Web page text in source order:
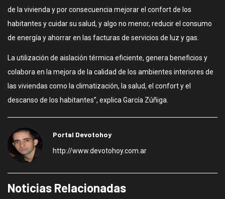
de la vivienda y por consecuencia mejorar el confort de los
habitantes y cuidar su salud, y algo no menor, reducir el consumo
de energía y ahorrar en las facturas de servicios de luz y gas.
La utilización de aislación térmica eficiente, genera beneficios y
colabora en la mejora de la calidad de los ambientes interiores de
las viviendas como la climatización, la salud, el confort y el
descanso de los habitantes”, explica García Zúñiga.
Portal Devotohoy
http://www.devotohoy.com.ar
Noticias Relacionadas